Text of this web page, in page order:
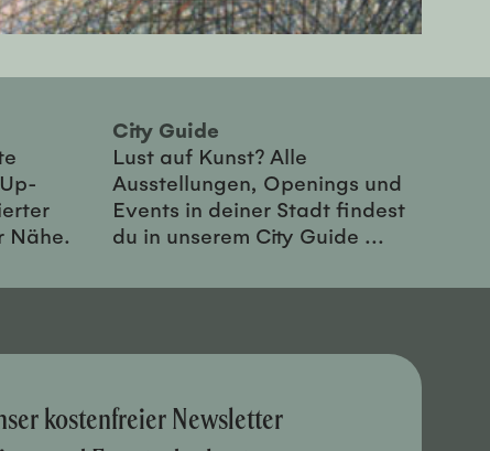
Nähe.
City Guide
Lust auf Kunst? Alle
Ausstellungen, Openings und
Events in deiner Stadt findest
du in unserem City Guide ...
kostenfreier Newsletter